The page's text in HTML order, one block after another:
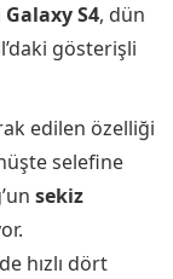
Galaxy S4, dün
gösterişli
edilen özelliği
selefine
sekiz
hızlı dört